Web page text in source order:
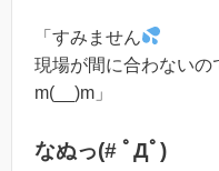
「すみません
現場が間に合わないの
m(__)m」
なぬっ(# ﾟДﾟ)